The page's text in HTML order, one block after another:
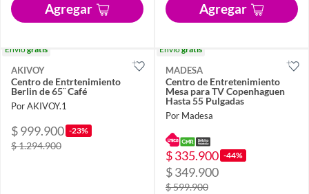
Agregar Agregar
Envíogratis
AKIVOY
Centro de Entrtenimiento
Berlin de 65¨ Café
Por AKIVOY.1
$ 999.900 -23%
$ 1.294.900
Envíogratis
MADESA
Centro de Entretenimiento
Mesa para TV Copenhaguen
Hasta 55 Pulgadas
Por Madesa
$ 335.900 -44%
$ 349.900
$ 599.900